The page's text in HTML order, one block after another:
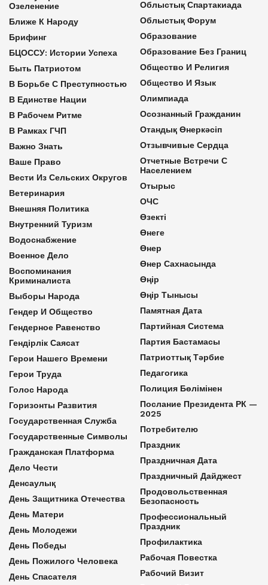
Озеленение
Ближе К Народу
Брифинг
БЦОССУ: Истории Успеха
Быть Патриотом
В Борьбе С Преступностью
В Единстве Нации
В Рабочем Ритме
В Рамках ГЧП
Важно Знать
Ваше Право
Вести Из Сельских Округов
Ветеринария
Внешняя Политика
Внутренний Туризм
Водоснабжение
Военное Дело
Воспоминания
Криминалиста
Выборы Народа
Гендер И Общество
Гендерное Равенство
Гендірлік Саясат
Герои Нашего Времени
Герои Труда
Голос Народа
Горизонты Развития
Государственная Служба
Государственные Символы
Гражданская Платформа
Дело Чести
Денсаулық
День Защитника Отечества
День Матери
День Молодежи
День Победы
День Пожилого Человека
День Спасателя
Облыстық Спартакиада
Облыстық Форум
Образование
Образование Без Границ
Общество И Религия
Общество И Язык
Олимпиада
Осознанный Гражданин
Отандық Өнеркәсіп
Отзывчивые Сердца
Отчетные Встречи С
Населением
Отырыс
ОЧС
Өзекті
Өнеге
Өнер
Өнер Сахнасында
Өңір
Өңір Тынысы
Памятная Дата
Партийная Система
Партия Бастамасы
Патриоттық Тәрбие
Педагогика
Полиция Бөлімінен
Послание Президента РК —
2025
Потребителю
Праздник
Праздничная Дата
Праздничный Дайджест
Продовольственная
Безопасность
Профессиональный
Праздник
Профилактика
Рабочая Повестка
Рабочий Визит